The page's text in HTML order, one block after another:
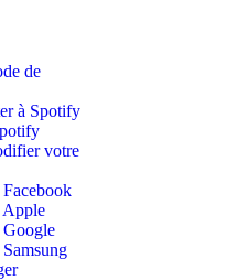
de
à Spotify
votre
Apple
Google